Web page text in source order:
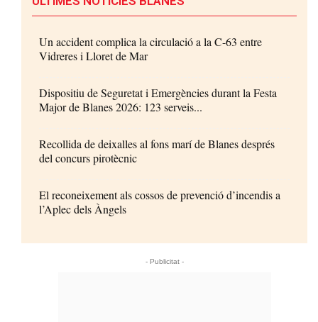
Un accident complica la circulació a la C-63 entre
Vidreres i Lloret de Mar
Dispositiu de Seguretat i Emergències durant la Festa
Major de Blanes 2026: 123 serveis...
Recollida de deixalles al fons marí de Blanes després
del concurs pirotècnic
El reconeixement als cossos de prevenció d’incendis a
l’Aplec dels Àngels
- Publicitat -